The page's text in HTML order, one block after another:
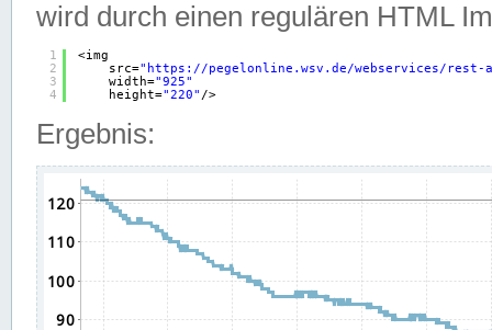
wird durch einen regulären HTML
1
2
3
4
<img
src=" https://pegelonline.wsv.de/webservices/rest-
width="925"
height="220" />
Ergebnis: